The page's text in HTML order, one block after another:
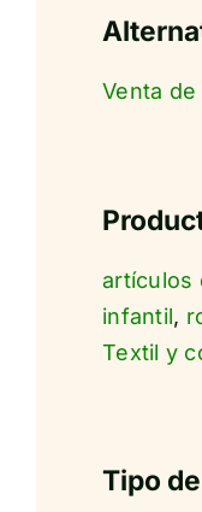
Venta
artículos
infantil,
Textil y
Tipo